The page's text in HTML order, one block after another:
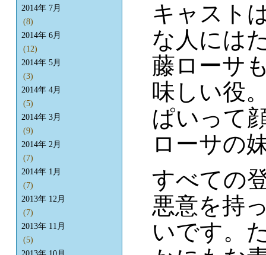
キャスト
な人には
藤ローサ
味しい役
ぱいって
ローサの
すべての
悪意を持
いです。
2014年 7月
(8)
2014年 6月
(12)
2014年 5月
(3)
2014年 4月
(5)
2014年 3月
(9)
2014年 2月
(7)
2014年 1月
(7)
2013年 12月
(7)
2013年 11月
(5)